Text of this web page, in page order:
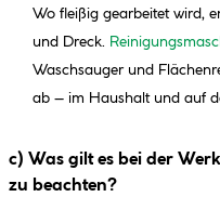
Wo fleißig gearbeitet wird,
und Dreck.
Waschsauger und
ab – im Haushalt und auf
c) Was gilt es bei der
zu beachten?